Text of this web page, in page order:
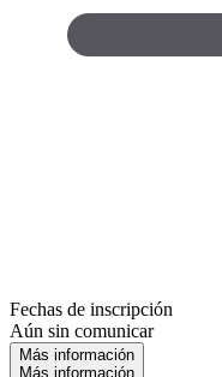
Fechas de inscripción
Aún sin comunicar
Más información
Más información